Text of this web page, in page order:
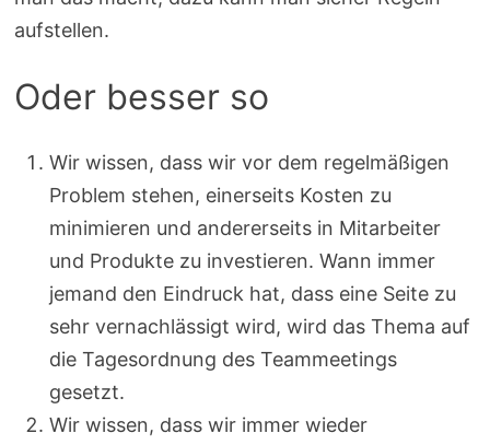
aufstellen.
Oder besser so
Wir wissen, dass wir vor dem regelmäßigen
Problem stehen, einerseits Kosten zu
minimieren und andererseits in Mitarbeiter
und Produkte zu investieren. Wann immer
jemand den Eindruck hat, dass eine Seite zu
sehr vernachlässigt wird, wird das Thema auf
die Tagesordnung des Teammeetings
gesetzt.
Wir wissen, dass wir immer wieder